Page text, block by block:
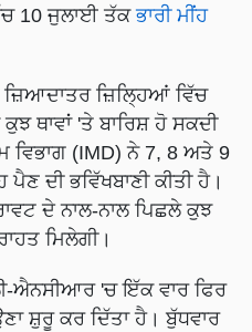
10 ਜੁਲਾਈ ਤੱਕਭਾਰੀ ਮੀਂਹ
ਜ਼ਿਆਦਾਤਰ ਜ਼ਿਲ੍ਹਿਆਂ ਵਿੱਚ
ਥਾਵਾਂ 'ਤੇ ਬਾਰਿਸ਼ ਹੋ ਸਕਦੀ
ਵਿਭਾਗ (IMD) ਨੇ 7, 8 ਅਤੇ 9
ਦੀ ਭਵਿੱਖਬਾਣੀ ਕੀਤੀ ਹੈ।
ਦੇ ਨਾਲ-ਨਾਲ ਪਿਛਲੇ ਕੁਝ
ਮਿਲੇਗੀ।
ਐਨਸੀਆਰ 'ਚ ਇੱਕ ਵਾਰ ਫਿਰ
ਸ਼ੁਰੂ ਕਰ ਦਿੱਤਾ ਹੈ। ਬੁੱਧਵਾਰ